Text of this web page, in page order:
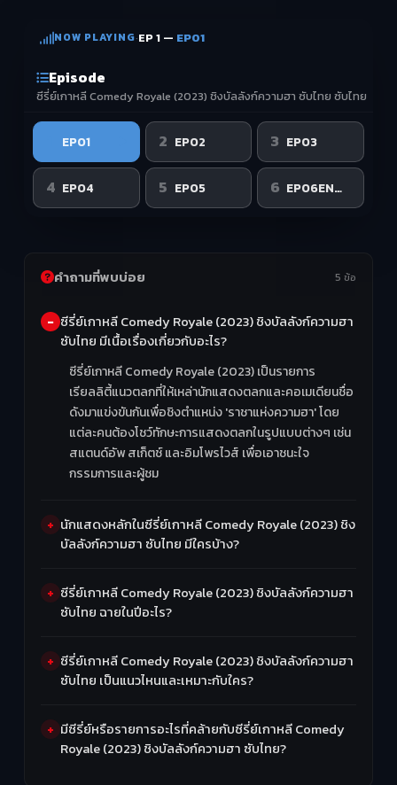
NOW PLAYING·EP 1 — EP01
Episode
ซีรี่ย์เกาหลี Comedy Royale (2023) ชิงบัลลังก์ความฮา ซับไทย ซับไทย
EP01 2 EP02 3 EP03
4 EP04 5 EP05 6 EP06END
คำถามที่พบบ่อย 5 ข้อ
ซีรี่ย์เกาหลี Comedy Royale (2023) ชิงบัลลังก์ความฮา
ซับไทย มีเนื้อเรื่องเกี่ยวกับอะไร?
ซีรี่ย์เกาหลี Comedy Royale (2023) เป็นรายการ
เรียลลิตี้แนวตลกที่ให้เหล่านักแสดงตลกและคอเมเดียนชื่อ
ดังมาแข่งขันกันเพื่อชิงตำแหน่ง 'ราชาแห่งความฮา' โดย
แต่ละคนต้องโชว์ทักษะการแสดงตลกในรูปแบบต่างๆ เช่น
สแตนด์อัพ สเก็ตช์ และอิมโพรไวส์ เพื่อเอาชนะใจ
กรรมการและผู้ชม
นักแสดงหลักในซีรี่ย์เกาหลี Comedy Royale (2023) ชิง
บัลลังก์ความฮา ซับไทย มีใครบ้าง?
ซีรี่ย์เกาหลี Comedy Royale (2023) ชิงบัลลังก์ความฮา
ซับไทย ฉายในปีอะไร?
ซีรี่ย์เกาหลี Comedy Royale (2023) ชิงบัลลังก์ความฮา
ซับไทย เป็นแนวไหนและเหมาะกับใคร?
มีซีรี่ย์หรือรายการอะไรที่คล้ายกับซีรี่ย์เกาหลี Comedy
Royale (2023) ชิงบัลลังก์ความฮา ซับไทย?